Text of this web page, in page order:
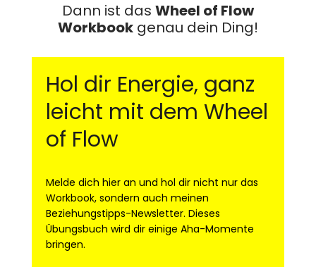
Dann ist das Wheel of Flow
Workbookgenau dein Ding!
Hol dir Energie, ganz
leicht mit dem Wheel
of Flow
Melde dich hier an und hol dir nicht nur das
Workbook, sondern auch meinen
Beziehungstipps-Newsletter.⁣ Dieses
Übungsbuch wird dir einige Aha-Momente
bringen.